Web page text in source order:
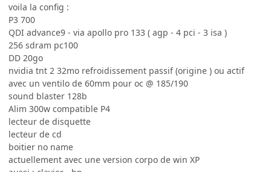
voila la config :
P3 700
QDI advance9 - via apollo pro 133 ( agp - 4 pci - 3 isa )
256 sdram pc100
DD 20go
nvidia tnt 2 32mo refroidissement passif (origine ) ou actif
avec un ventilo de 60mm pour oc @ 185/190
sound blaster 128b
Alim 300w compatible P4
lecteur de disquette
lecteur de cd
boitier no name
actuellement avec une version corpo de win XP